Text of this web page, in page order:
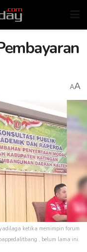
AA
ketika memimpin forum
, belum lama ini.